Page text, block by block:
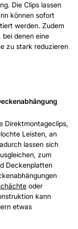
Die Clips lassen
können sofort
werden. Zudem
bei denen eine
zu stark reduzieren
Direktmontageclips,
Leisten, an
lassen sich
zum
Deckenplatten
oder
kann
etwas